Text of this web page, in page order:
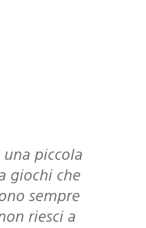
giochi che
sempre
riesci a